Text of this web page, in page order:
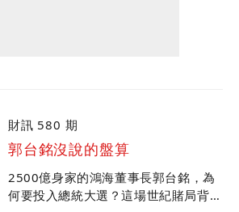
財訊 580 期
郭台銘沒說的盤算
2500億身家的鴻海董事長郭台銘，為
何要投入總統大選？這場世紀賭局背後